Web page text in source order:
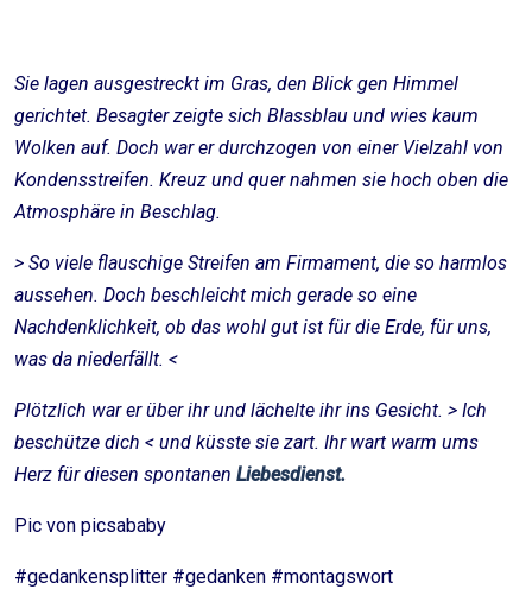
Sie lagen ausgestreckt im Gras, den Blick gen Himmel
gerichtet. Besagter zeigte sich Blassblau und wies kaum
Wolken auf. Doch war er durchzogen von einer Vielzahl von
Kondensstreifen. Kreuz und quer nahmen sie hoch oben die
Atmosphäre in Beschlag.
> So viele flauschige Streifen am Firmament, die so harmlos
aussehen. Doch beschleicht mich gerade so eine
Nachdenklichkeit, ob das wohl gut ist für die Erde, für uns,
was da niederfällt. <
Plötzlich war er über ihr und lächelte ihr ins Gesicht. > Ich
beschütze dich < und küsste sie zart. Ihr wart warm ums
Herz für diesen spontanen Liebesdienst.
Pic von picsababy
#gedankensplitter #gedanken #montagswort